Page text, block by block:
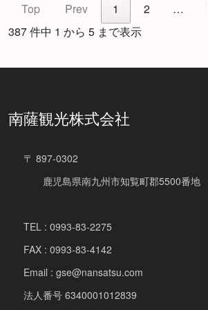
Top Prev 1 2 …
387 件中 1 から 5 まで表示
南薩観光株式会社
〒 897-0302
鹿児島県南九州市知覧町郡5500番地
TEL : 0993-83-2275
FAX : 0993-83-4142
Email : gse@nansatsu.com
法人番号 6340001012839